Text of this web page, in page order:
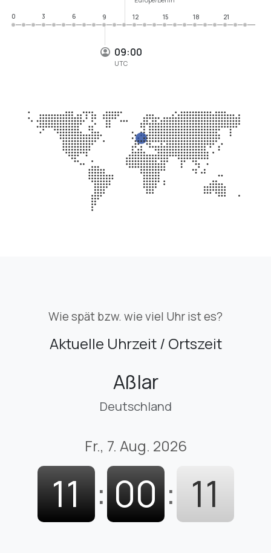
09:00
UTC
0
3 6 9 12 15 18 21
Wie spät bzw. wie viel Uhr ist es?
Aktuelle Uhrzeit / Ortszeit
Aßlar
Deutschland
Fr., 7. Aug. 2026
11 : 00 : 12